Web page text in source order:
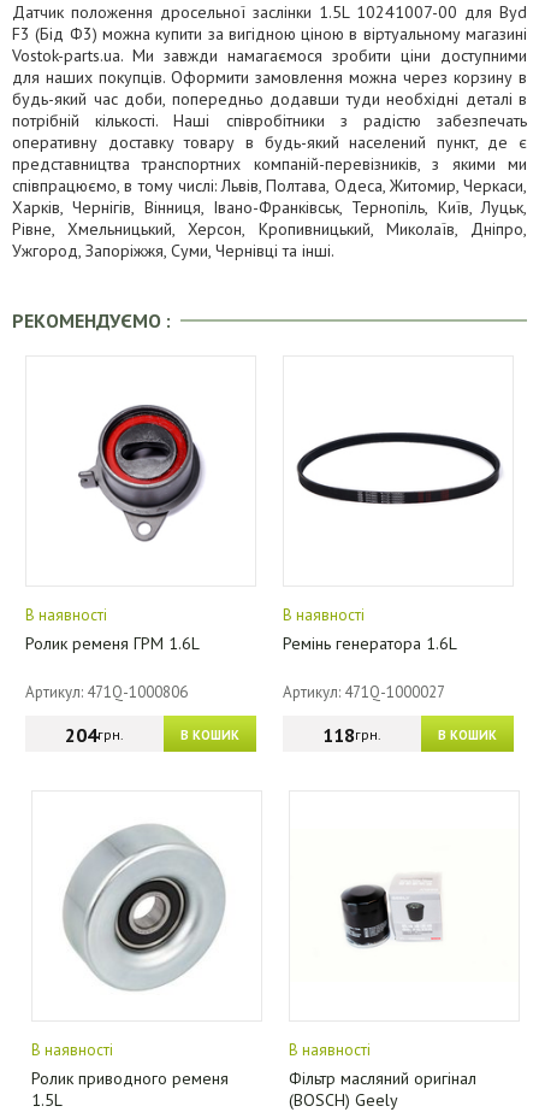
Датчик положення дросельної заслінки 1.5L 10241007-00 для Byd
F3 (Бід Ф3) можна купити за вигідною ціною в віртуальному магазині
Vostok-parts.ua. Ми завжди намагаємося зробити ціни доступними
для наших покупців. Оформити замовлення можна через корзину в
будь-який час доби, попередньо додавши туди необхідні деталі в
потрібній кількості. Наші співробітники з радістю забезпечать
оперативну доставку товару в будь-який населений пункт, де є
представництва транспортних компаній-перевізників, з якими ми
співпрацюємо, в тому числі: Львів, Полтава, Одеса, Житомир, Черкаси,
Харків, Чернігів, Вінниця, Івано-Франківськ, Тернопіль, Київ, Луцьк,
Рівне, Хмельницький, Херсон, Кропивницький, Миколаїв, Дніпро,
Ужгород, Запоріжжя, Суми, Чернівці та інші.
РЕКОМЕНДУЄМО :
В наявності
Ролик ременя ГРМ 1.6L
Артикул: 471Q-1000806
В КОШИК
204грн.
В наявності
Ремінь генератора 1.6L
Артикул: 471Q-1000027
В КОШИК
118грн.
В наявності
Ролик приводного ременя
1.5L
В наявності
Фільтр масляний оригінал
(BOSCH) Geely